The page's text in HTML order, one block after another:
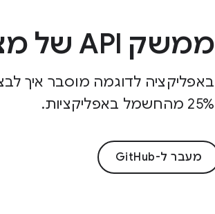
ממשק API של מצב משחק
25% מהחשמל באפליקציות.
מעבר ל-GitHub